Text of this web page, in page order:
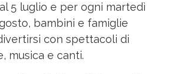
5 luglio e per ogni martedì
bambini e famiglie
con spettacoli di
musica e canti.